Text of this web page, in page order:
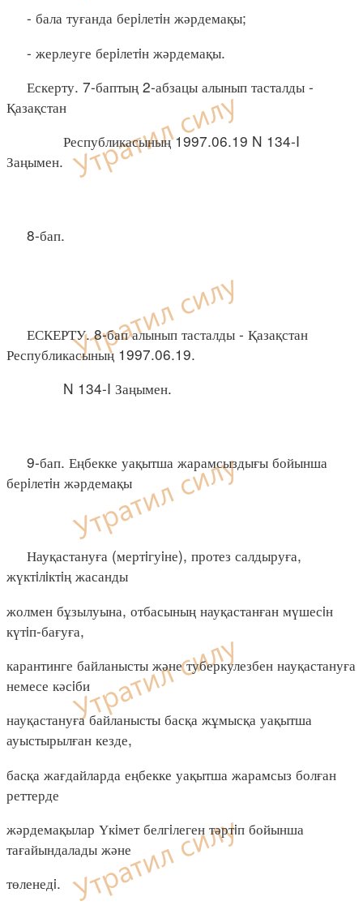
- бала туғанда берiлетiн жәрдемақы;
- жерлеуге берiлетiн жәрдемақы.
Ескерту. 7-баптың 2-абзацы алынып тасталды -
Қазақстан
Республикасының 1997.06.19 N 134-I
Заңымен.
8-бап.
ЕСКЕРТУ. 8-бап алынып тасталды - Қазақстан
Республикасының 1997.06.19.
N 134-I Заңымен.
9-бап. Еңбекке уақытша жарамсыздығы бойынша
берiлетiн жәрдемақы
Науқастануға (мертiгуiне), протез салдыруға,
жүктiлiктiң жасанды
жолмен бұзылуына, отбасының науқастанған мүшесiн
күтiп-бағуға,
карантинге байланысты және туберкулезбен науқастануға
немесе кәсiби
науқастануға байланысты басқа жұмысқа уақытша
ауыстырылған кезде,
басқа жағдайларда еңбекке уақытша жарамсыз болған
реттерде
жәрдемақылар Үкiмет белгiлеген тәртiп бойынша
тағайындалады және
төленедi.